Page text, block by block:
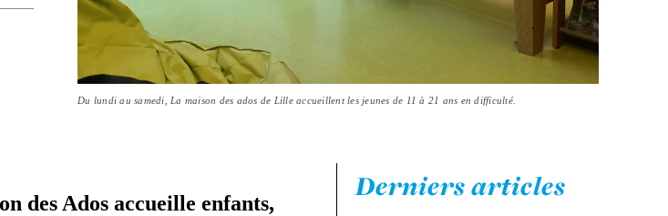
Du lundi au samedi, La maison des ados de Lille accueillent les jeunes de 11 à 21 ans en difficulté.
des Ados accueille enfants,
Derniers articles